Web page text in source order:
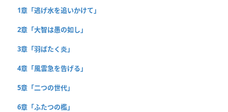
1章「逃げ水を追いかけて」
2章「大智は愚の如し」
3章「羽ばたく炎」
4章「風雲急を告げる」
5章「二つの世代」
6章「ふたつの檻」